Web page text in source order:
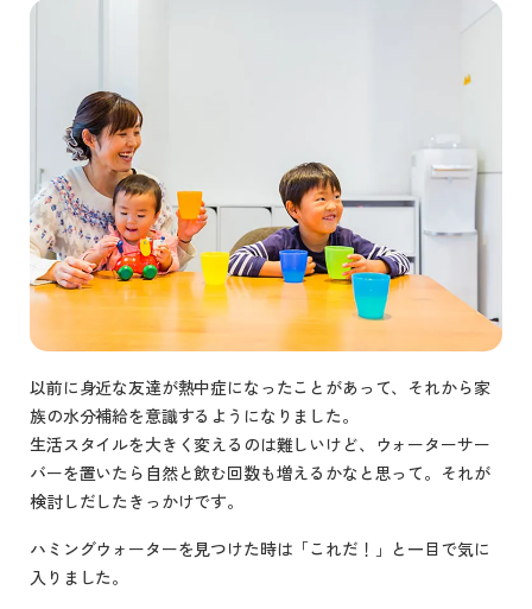
以前に身近な友達が熱中症になったことがあって、それから家
族の水分補給を意識するようになりました。
生活スタイルを大きく変えるのは難しいけど、ウォーターサー
バーを置いたら自然と飲む回数も増えるかなと思って。それが
検討しだしたきっかけです。
ハミングウォーターを見つけた時は「これだ！」と一目で気に
入りました。